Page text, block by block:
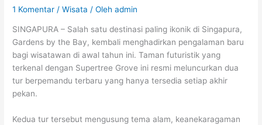
1 Komentar /Wisata / Olehadmin
SINGAPURA – Salah satu destinasi paling ikonik di Singapura,
Gardens by the Bay, kembali menghadirkan pengalaman baru
bagi wisatawan di awal tahun ini. Taman futuristik yang
terkenal dengan Supertree Grove ini resmi meluncurkan dua
tur berpemandu terbaru yang hanya tersedia setiap akhir
pekan.
Kedua tur tersebut mengusung tema alam, keanekaragaman